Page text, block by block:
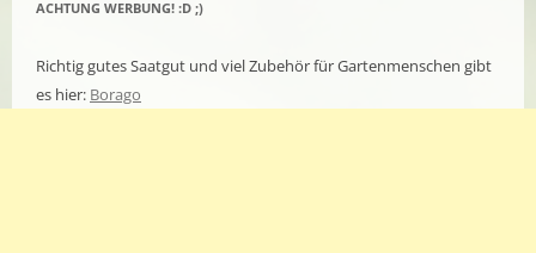
ACHTUNG WERBUNG! :D ;)
Richtig gutes Saatgut und viel Zubehör für Gartenmenschen gibt
es hier: Borago